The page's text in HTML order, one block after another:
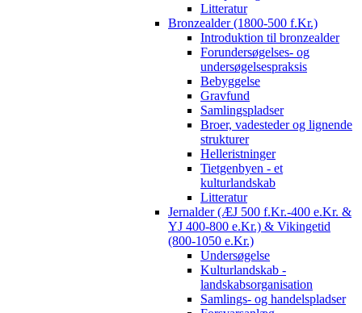
Litteratur
Bronzealder (1800-500 f.Kr.)
Introduktion til bronzealder
Forundersøgelses- og
undersøgelsespraksis
Bebyggelse
Gravfund
Samlingspladser
Broer, vadesteder og lignende
strukturer
Helleristninger
Tietgenbyen - et
kulturlandskab
Litteratur
Jernalder (ÆJ 500 f.Kr.-400 e.Kr. &
YJ 400-800 e.Kr.) & Vikingetid
(800-1050 e.Kr.)
Undersøgelse
Kulturlandskab -
landskabsorganisation
Samlings- og handelspladser